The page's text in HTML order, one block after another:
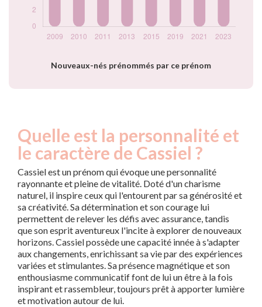
Nouveaux-nés prénommés par ce prénom
Quelle est la personnalité et
le caractère de Cassiel ?
Cassiel est un prénom qui évoque une personnalité
rayonnante et pleine de vitalité. Doté d'un charisme
naturel, il inspire ceux qui l'entourent par sa générosité et
sa créativité. Sa détermination et son courage lui
permettent de relever les défis avec assurance, tandis
que son esprit aventureux l'incite à explorer de nouveaux
horizons. Cassiel possède une capacité innée à s'adapter
aux changements, enrichissant sa vie par des expériences
variées et stimulantes. Sa présence magnétique et son
enthousiasme communicatif font de lui un être à la fois
inspirant et rassembleur, toujours prêt à apporter lumière
et motivation autour de lui.